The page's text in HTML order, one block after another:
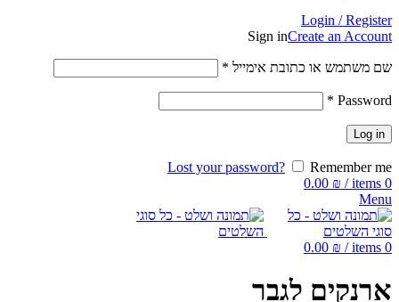
Login / Register
Sign inCreate an Account
שם משתמש או כתובת אימייל *
Password
*
Log in
Lost your password?
Remember me
0
items
/
0.00 ₪
Menu
0
items
/
0.00 ₪
ארנקים לגבר